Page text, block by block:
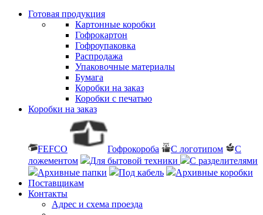
Готовая продукция
Картонные коробки
Гофрокартон
Гофроупаковка
Распродажа
Упаковочные материалы
Бумага
Коробки на заказ
Коробки с печатью
Коробки на заказ
FEFCO Гофрокороба С логотипом
С
ложементом
Для бытовой техники
С разделителями
Архивные папки
Под кабель
Архивные коробки
Поставщикам
Контакты
Адрес и схема проезда